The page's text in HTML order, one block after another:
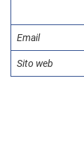
Email
Sito web